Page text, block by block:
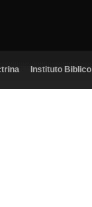
Instituto Biblico